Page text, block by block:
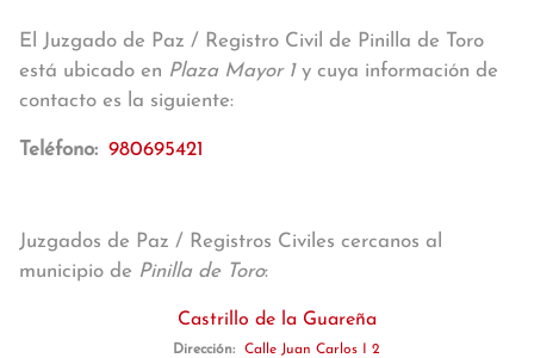
El Juzgado de Paz / Registro Civil de Pinilla de Toro
está ubicado en Plaza Mayor 1y cuya información de
contacto es la siguiente:
Teléfono: 980695421
Juzgados de Paz / Registros Civiles cercanos al
municipio de Pinilla de Toro:
Castrillo de la Guareña
Dirección:
Calle Juan Carlos I 2